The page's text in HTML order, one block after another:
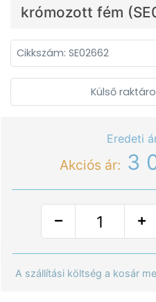
krómozott fém
Cikkszám: SE02662
Külső
Eredeti
Akciós ár: 3
A szállítási költség a kosár